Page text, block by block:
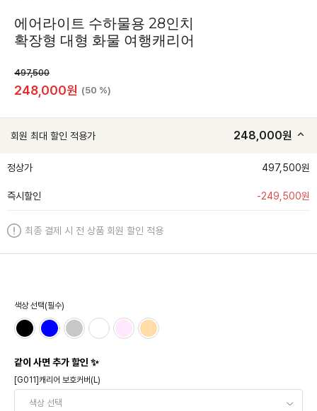
에어라이트 수하물용 28인치
확장형 대형 화물 여행캐리어
497,500
248,000원 (50 %)
회원 최대 할인 적용가 248,000원
정상가 497,500원
즉시할인 -249,500원
최종 결제 시 전 상품 회원 할인 적용
색상 선택(필수)
같이 사면 추가 할인 ✨
[G011]캐리어 보호커버(L)